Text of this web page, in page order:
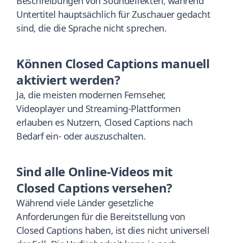
Untertitel hauptsächlich für Zuschauer gedacht
sind, die die Sprache nicht sprechen.
Können Closed Captions manuell
aktiviert werden?
Ja, die meisten modernen Fernseher,
Videoplayer und Streaming-Plattformen
erlauben es Nutzern, Closed Captions nach
Bedarf ein- oder auszuschalten.
Sind alle Online-Videos mit
Closed Captions versehen?
Während viele Länder gesetzliche
Anforderungen für die Bereitstellung von
Closed Captions haben, ist dies nicht universell